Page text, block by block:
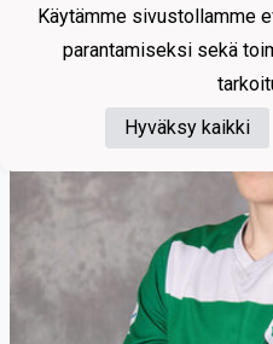
Käytämme sivustollamme
parantamiseksi sekä
Hyväksy kaikki